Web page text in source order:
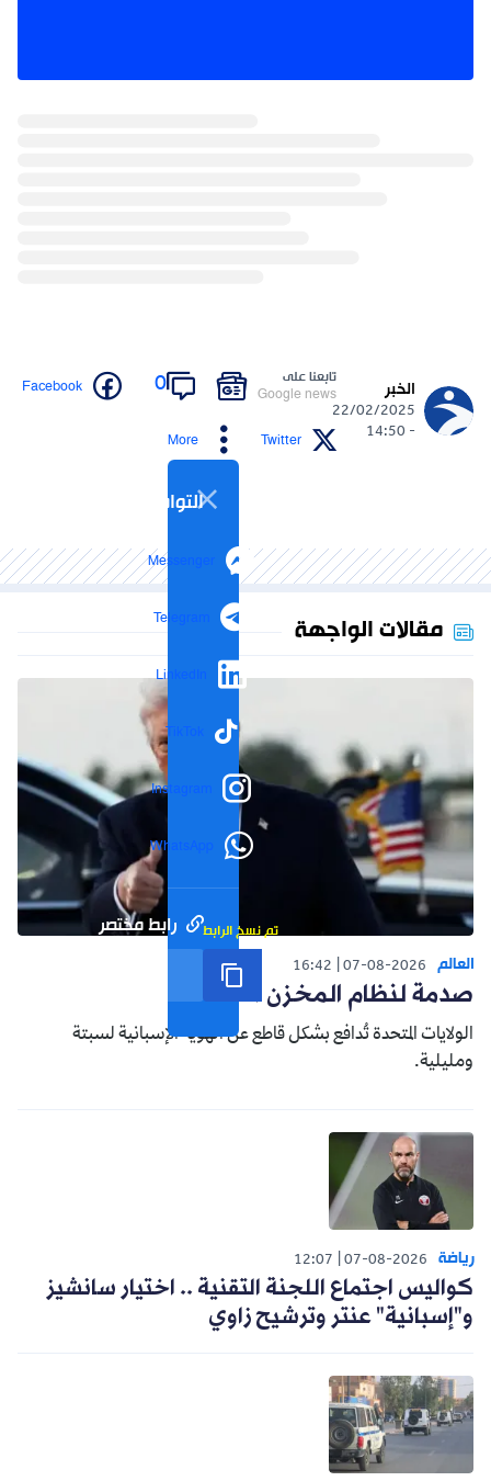
الخبر
22/02/2025
- 14:50
تابعنا على
Google news
0
Facebook
Twitter
More
التواصل الاجتماعي
Messenger
Telegram
LinkedIn
TikTok
Instagram
WhatsApp
رابط مختصر تم نسخ الرابط
مقالات الواجهة
العالم 07-08-2026
16:42
صدمة لنظام المخزن التوسعي
الولايات المتحدة تُدافع بشكل قاطع عن الهوية الإسبانية لسبتة
ومليلية.
رياضة 07-08-2026
12:07
كواليس اجتماع اللجنة التقنية .. اختيار سانشيز
و"إسبانية" عنتر وترشيح زاوي